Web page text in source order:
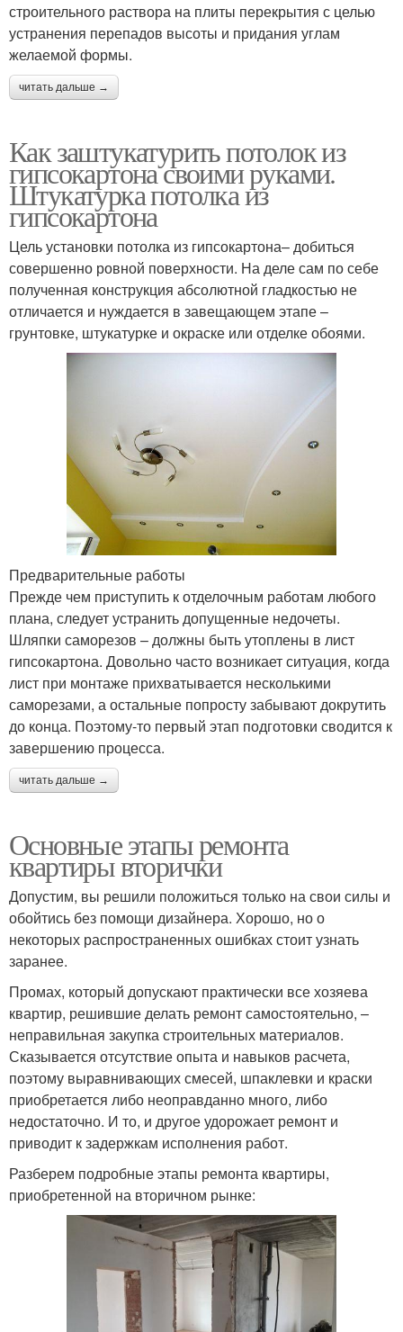
строительного раствора на плиты перекрытия с целью
устранения перепадов высоты и придания углам
желаемой формы.
читать дальше →
Как заштукатурить потолок из
гипсокартона своими руками.
Штукатурка потолка из
гипсокартона
Цель установки потолка из гипсокартона– добиться
совершенно ровной поверхности. На деле сам по себе
полученная конструкция абсолютной гладкостью не
отличается и нуждается в завещающем этапе –
грунтовке, штукатурке и окраске или отделке обоями.
Предварительные работы
Прежде чем приступить к отделочным работам любого
плана, следует устранить допущенные недочеты.
Шляпки саморезов – должны быть утоплены в лист
гипсокартона. Довольно часто возникает ситуация, когда
лист при монтаже прихватывается несколькими
саморезами, а остальные попросту забывают докрутить
до конца. Поэтому-то первый этап подготовки сводится к
завершению процесса.
читать дальше →
Основные этапы ремонта
квартиры вторички
Допустим, вы решили положиться только на свои силы и
обойтись без помощи дизайнера. Хорошо, но о
некоторых распространенных ошибках стоит узнать
заранее.
Промах, который допускают практически все хозяева
квартир, решившие делать ремонт самостоятельно, –
неправильная закупка строительных материалов.
Сказывается отсутствие опыта и навыков расчета,
поэтому выравнивающих смесей, шпаклевки и краски
приобретается либо неоправданно много, либо
недостаточно. И то, и другое удорожает ремонт и
приводит к задержкам исполнения работ.
Разберем подробные этапы ремонта квартиры,
приобретенной на вторичном рынке: